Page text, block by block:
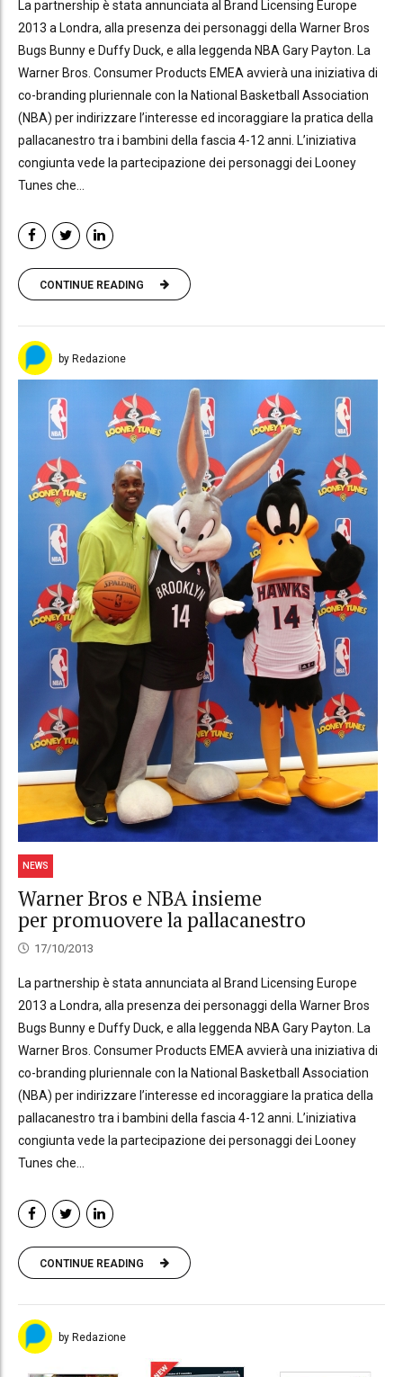
La partnership è stata annunciata al Brand Licensing Europe
2013 a Londra, alla presenza dei personaggi della Warner Bros
Bugs Bunny e Duffy Duck, e alla leggenda NBA Gary Payton. La
Warner Bros. Consumer Products EMEA avvierà una iniziativa di
co-branding pluriennale con la National Basketball Association
(NBA) per indirizzare l’interesse ed incoraggiare la pratica della
pallacanestro tra i bambini della fascia 4-12 anni. L’iniziativa
congiunta vede la partecipazione dei personaggi dei Looney
Tunes che...
CONTINUE READING
by Redazione
NEWS
Warner Bros e NBA insieme
per promuovere la pallacanestro
17/10/2013
La partnership è stata annunciata al Brand Licensing Europe
2013 a Londra, alla presenza dei personaggi della Warner Bros
Bugs Bunny e Duffy Duck, e alla leggenda NBA Gary Payton. La
Warner Bros. Consumer Products EMEA avvierà una iniziativa di
co-branding pluriennale con la National Basketball Association
(NBA) per indirizzare l’interesse ed incoraggiare la pratica della
pallacanestro tra i bambini della fascia 4-12 anni. L’iniziativa
congiunta vede la partecipazione dei personaggi dei Looney
Tunes che...
CONTINUE READING
by Redazione